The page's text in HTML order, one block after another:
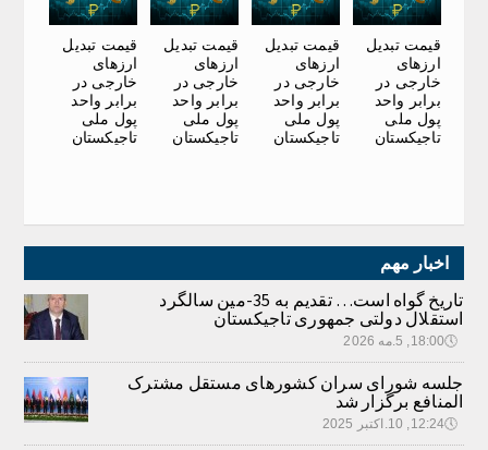
قیمت تبدیل
ارزهای
خارجی در
برابر واحد
پول ملی
تاجیکستان
قیمت تبدیل
ارزهای
خارجی در
برابر واحد
پول ملی
تاجیکستان
قیمت تبدیل
ارزهای
خارجی در
برابر واحد
پول ملی
تاجیکستان
قیمت تبدیل
ارزهای
خارجی در
برابر واحد
پول ملی
تاجیکستان
اخبار مهم
تاریخ گواه است… تقدیم به 35-مین سالگرد
استقلال دولتی جمهوری تاجیکستان
🕔18:00, 5.مه 2026
جلسه شورای سران کشورهای مستقل مشترک
المنافع برگزار شد
🕔12:24, 10.اکتبر 2025